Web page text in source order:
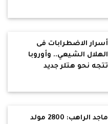
أسرار الاضطرابات فى
الهلال الشيعي.. وأوروبا
تتجه نحو هتلر جديد
ماجد الراهب: 2800 مولد